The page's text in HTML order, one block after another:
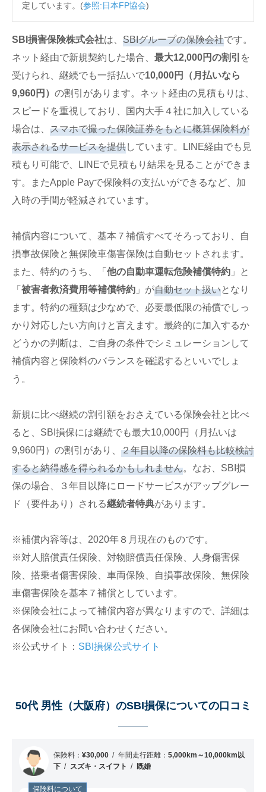
ミ
ミ
60代 男性（滋賀県）のSBI損保についての口コ
ミ
60代 男性（千葉県）のSBI損保についての口コ
ミ
60代 男性（埼玉県）のSBI損保についての口コ
ミ
50代 男性（東京都）のSBI損保についての口コ
SBI損保の公式動画紹介
60代 男性（埼玉県）のSBI損保についての口コ
ミ
ミ
50代 男性（千葉県）のSBI損保についての口コ
ミ
50代 男性（東京都）のSBI損保についての口コ
ミ
40代 男性（神奈川県）のSBI損保についての口
コミ
50代 男性（埼玉県）のSBI損保についての口コ
50代 男性（岐阜県）のSBI損保についての口コ
ミ
50代 男性（兵庫県）のSBI損保についての口コ
ミ
60代 男性（千葉県）のSBI損保についての口コ
ミ
40代 男性（広島県）のSBI損保についての口コ
ミ
50代 男性（神奈川県）のSBI損保についての口
60代 男性（宮城県）のSBI損保についての口コ
60代 男性（大阪府）のSBI損保についての口コ
定しています。(参照:日本FP協会)
SBI損害保険株式会社は、 SBIグループの保険会社です。
ネット経由で新規契約した場合、 最大12,000円の割引 を
受けられ、継続でも一括払いで10,000円（月払いなら
9,960円） の割引があります。ネット経由の見積もりは、
スピードを重視しており、国内大手４社に加入している
場合は、 スマホで撮った保険証券をもとに概算保険料が
表示されるサービスを提供しています。LINE経由でも見
積もり可能で、LINEで見積もり結果を見ることができま
す。またApple Payで保険料の支払いができるなど、加
入時の手間が軽減されています。
補償内容について、基本７補償すべてそろっており、自
損事故保険と無保険車傷害保険は自動セットされます。
また、特約のうち、「 他の自動車運転危険補償特約 」と
「 被害者救済費用等補償特約 」が自動セット扱いとなり
ます。特約の種類は少なめで、必要最低限の補償でしっ
かり対応したい方向けと言えます。最終的に加入するか
どうかの判断は、ご自身の条件でシミュレーションして
補償内容と保険料のバランスを確認するといいでしょ
う。
新規に比べ継続の割引額をおさえている保険会社と比べ
ると、SBI損保には継続でも最大10,000円（月払いは
9,960円）の割引があり、 ２年目以降の保険料も比較検討
すると納得感を得られるかもしれません。なお、SBI損
保の場合、３年目以降にロードサービスがアップグレー
ド（要件あり）される継続者特典があります。
※補償内容等は、2020年８月現在のものです。
※対人賠償責任保険、対物賠償責任保険、人身傷害保
険、搭乗者傷害保険、車両保険、自損事故保険、無保険
車傷害保険を基本７補償としています。
※保険会社によって補償内容が異なりますので、詳細は
各保険会社にお問い合わせください。
※公式サイト： SBI損保公式サイト
50代 男性（大阪府）のSBI損保についての口コミ
保険料： ¥30,000 年間走行距離： 5,000km～10,000km以
下
スズキ・スイフト 既婚
保険料について